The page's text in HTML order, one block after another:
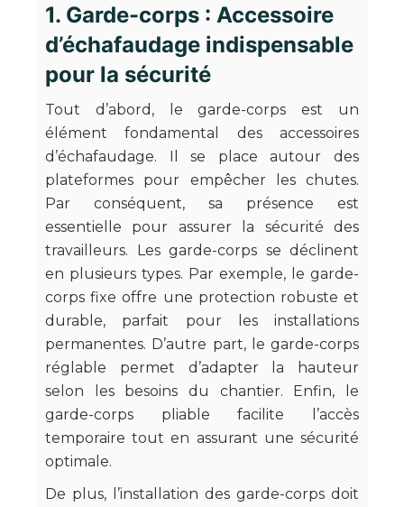
1. Garde-corps : Accessoire
d’échafaudage indispensable
pour la sécurité
Tout d’abord, le garde-corps est un
élément fondamental des accessoires
d’échafaudage. Il se place autour des
plateformes pour empêcher les chutes.
Par conséquent, sa présence est
essentielle pour assurer la sécurité des
travailleurs. Les garde-corps se déclinent
en plusieurs types. Par exemple, le garde-
corps fixe offre une protection robuste et
durable, parfait pour les installations
permanentes. D’autre part, le garde-corps
réglable permet d’adapter la hauteur
selon les besoins du chantier. Enfin, le
garde-corps pliable facilite l’accès
temporaire tout en assurant une sécurité
optimale.
De plus, l’installation des garde-corps doit